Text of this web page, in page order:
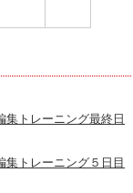
集トレーニング最終日
集トレーニング５日目